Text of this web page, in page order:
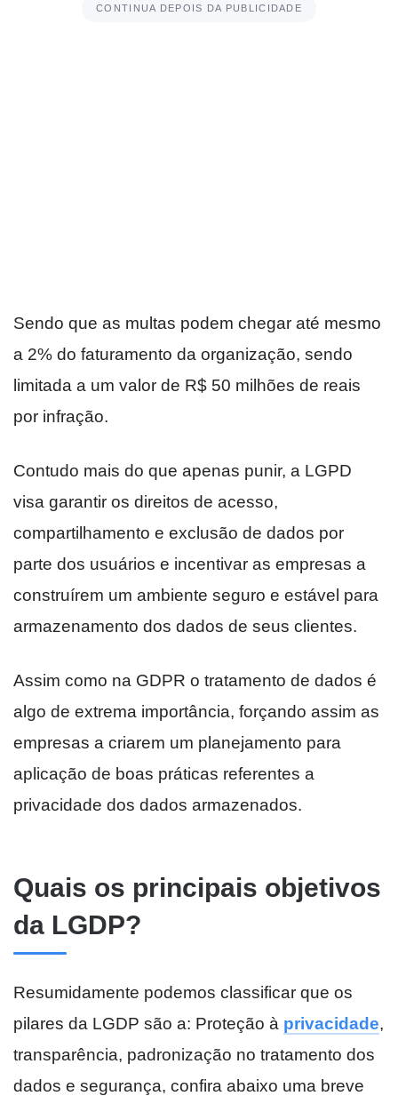
CONTINUA DEPOIS DA PUBLICIDADE
Sendo que as multas podem chegar até mesmo
a 2% do faturamento da organização, sendo
limitada a um valor de R$ 50 milhões de reais
por infração.
Contudo mais do que apenas punir, a LGPD
visa garantir os direitos de acesso,
compartilhamento e exclusão de dados por
parte dos usuários e incentivar as empresas a
construírem um ambiente seguro e estável para
armazenamento dos dados de seus clientes.
Assim como na GDPR o tratamento de dados é
algo de extrema importância, forçando assim as
empresas a criarem um planejamento para
aplicação de boas práticas referentes a
privacidade dos dados armazenados.
Quais os principais objetivos
da LGDP?
Resumidamente podemos classificar que os
pilares da LGDP são a: Proteção à privacidade,
transparência, padronização no tratamento dos
dados e segurança, confira abaixo uma breve